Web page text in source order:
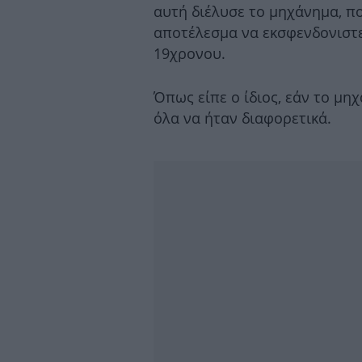
αυτή διέλυσε το μηχάνημα,
αποτέλεσμα να
19χρονου.
Όπως είπε ο ίδιος, εάν το
όλα να ήταν διαφορετικά.